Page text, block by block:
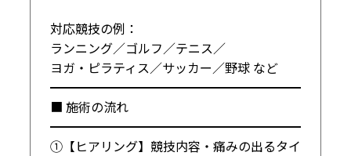
対応競技の例：
ランニング／ゴルフ／テニス／
ヨガ・ピラティス／サッカー／野球 など
━━━━━━━━━━━━━━━━━━━━
■ 施術の流れ
━━━━━━━━━━━━━━━━━━━━
①【ヒアリング】競技内容・痛みの出るタイ